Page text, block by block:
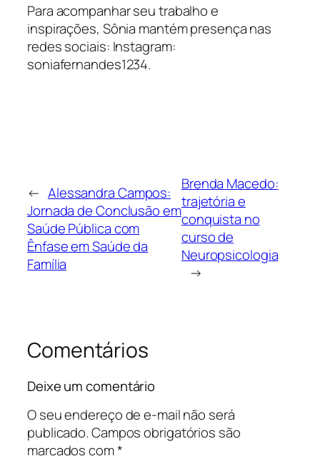
Para acompanhar seu trabalho e
inspirações, Sônia mantém presença nas
redes sociais: Instagram:
soniafernandes1234.
← Alessandra Campos:
Jornada de Conclusão em
Saúde Pública com
Ênfase em Saúde da
Família
Brenda Macedo:
trajetória e
conquista no
curso de
Neuropsicologia
→
Comentários
Deixe um comentário
O seu endereço de e-mail não será
publicado.Campos obrigatórios são
marcados com*